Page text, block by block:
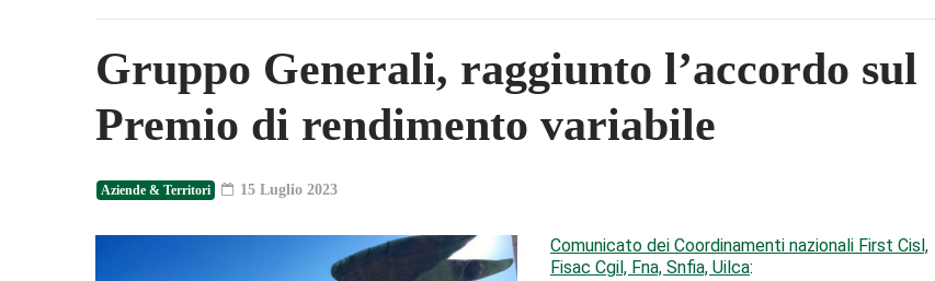
Gruppo Generali, raggiunto l’accordo sul
Premio di rendimento variabile
Aziende & Territori 15 Luglio 2023
Comunicato dei Coordinamenti nazionali First Cisl,
Fisac Cgil, Fna, Snfia, Uilca: